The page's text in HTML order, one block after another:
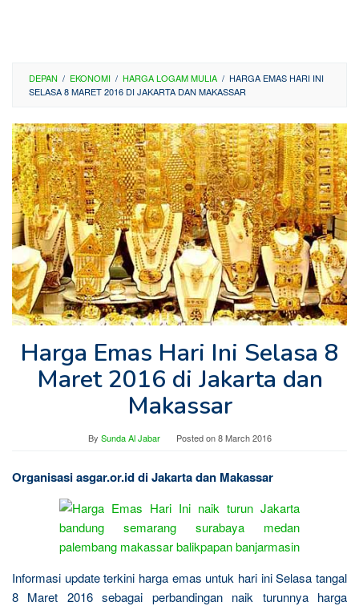
DEPAN / EKONOMI / HARGA LOGAM MULIA / HARGA EMAS HARI INI
SELASA 8 MARET 2016 DI JAKARTA DAN MAKASSAR
Harga Emas Hari Ini Selasa 8
Maret 2016 di Jakarta dan
Makassar
By Sunda Al Jabar Posted on8 March 2016
Organisasi asgar.or.id di Jakarta dan Makassar
Informasi update terkini harga emas untuk hari ini Selasa tangal
8 Maret 2016 sebagai perbandingan naik turunnya harga